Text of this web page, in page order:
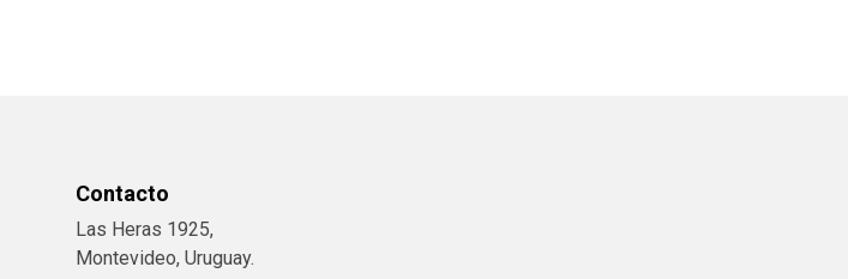
Contacto
Las Heras 1925,
Montevideo, Uruguay.